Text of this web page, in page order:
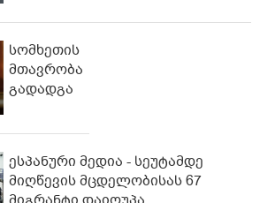
სომხეთის
მთავრობა
გადადგა
ესპანური მედია - სეუტამდე
მიღწევის მცდელობისას 67